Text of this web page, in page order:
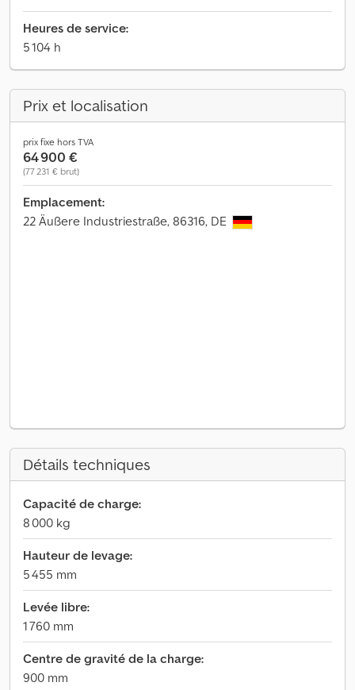
Heures de service:
5 104 h
Prix et localisation
prix fixe hors TVA
64 900 €
(77 231 € brut)
Emplacement:
22 Äußere Industriestraße, 86316, DE
Détails techniques
Capacité de charge:
8 000 kg
Hauteur de levage:
5 455 mm
Levée libre:
1 760 mm
Centre de gravité de la charge:
900 mm